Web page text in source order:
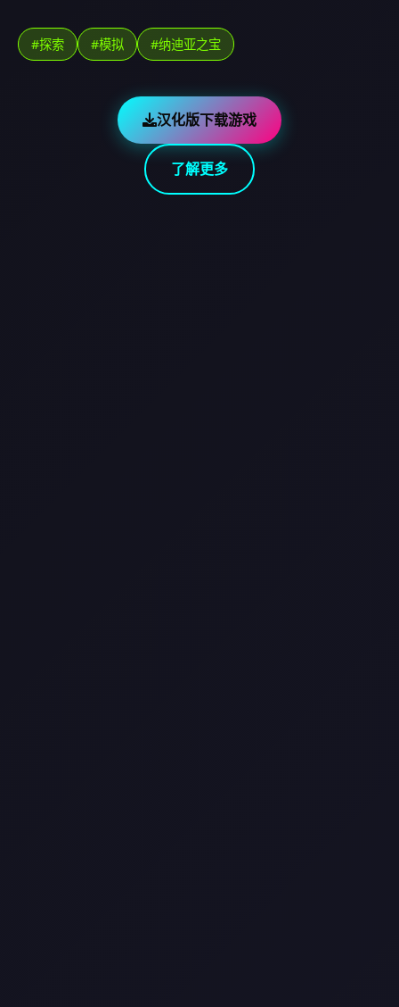
#探索 #模拟 #纳迪亚之宝
汉化版下载游戏
了解更多